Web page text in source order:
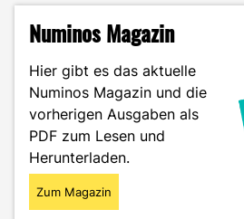
–
Numinos Magazin
Hier gibt es das aktuelle
Numinos Magazin und die
vorherigen Ausgaben als
PDF zum Lesen und
Herunterladen.
Zum Magazin